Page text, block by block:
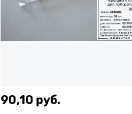
90,10 руб.